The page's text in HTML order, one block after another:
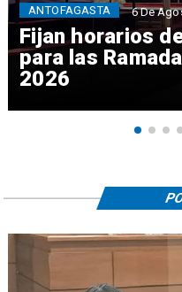
Fijan horarios
para las
2026
ANTOFAGASTA 6 De